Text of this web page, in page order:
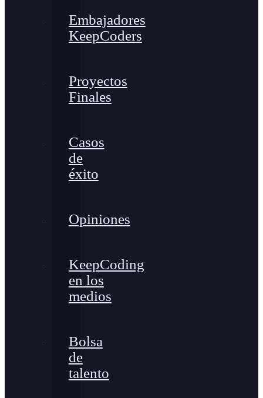
Embajadores
KeepCoders
Proyectos
Finales
Casos
de
éxito
Opiniones
KeepCoding
en los
medios
Bolsa
de
talento